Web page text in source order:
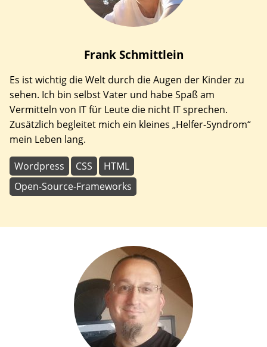
Frank Schmittlein
Es ist wichtig die Welt durch die Augen der Kinder zu
sehen. Ich bin selbst Vater und habe Spaß am
Vermitteln von IT für Leute die nicht IT sprechen.
Zusätzlich begleitet mich ein kleines „Helfer-Syndrom“
mein Leben lang.
Wordpress CSS
HTML
Open-Source-Frameworks